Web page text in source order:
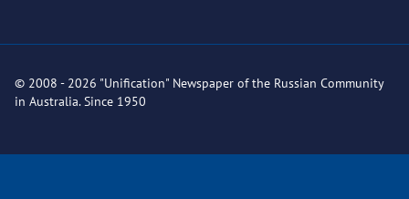
© 2008 - 2026 "Unification" Newspaper of the Russian Community
in Australia. Since 1950